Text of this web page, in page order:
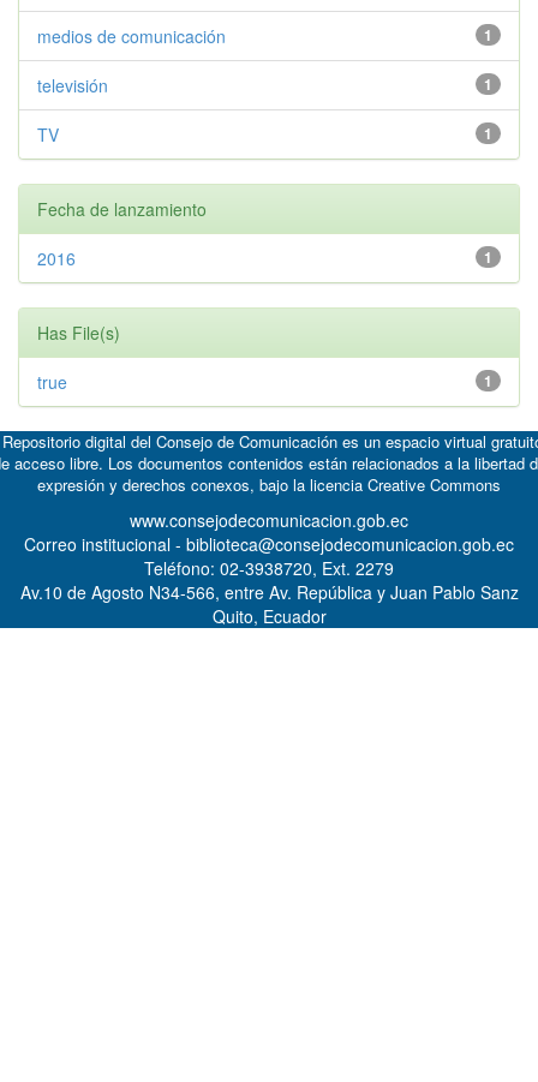
1
medios de comunicación
1
televisión
1
TV
Fecha de lanzamiento
1
2016
Has File(s)
1
true
digital del Consejo de Comunicación es un espacio virtual
acceso libre. Los documentos contenidos están relacionados a la libertad
expresión y derechos conexos, bajo la licencia Creative Commons
www.consejodecomunicacion.gob.ec
Correo institucional - biblioteca@consejodecomunicacion.gob.ec
Teléfono: 02-3938720, Ext. 2279
Av.10 de Agosto N34-566, entre Av. República y Juan Pablo Sanz
Quito, Ecuador